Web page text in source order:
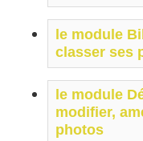
le module
classer ses
le module
modifier,
photos